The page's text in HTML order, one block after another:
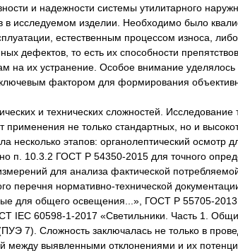
и надежности системы утилитарного
в исследуемом изделии. Необходимо было
естественным процессом износа,
дефектов, то есть их способности
их устранение. Особое внимание уделялось
ключевым фактором для формирования
и технических сложностей. Исследование
применения не только стандартных, но и
несколько этапов: органолептический осмотр
п. 10.3.2 ГОСТ Р 54350-2015 для точного
для анализа фактической
перечня нормативно-технической
для общего освещения...», ГОСТ Р 55705-
IEC 60598-1-2017 «Светильники. Часть 1.
7). Сложность заключалась не только в
между выявленными отклонениями и их